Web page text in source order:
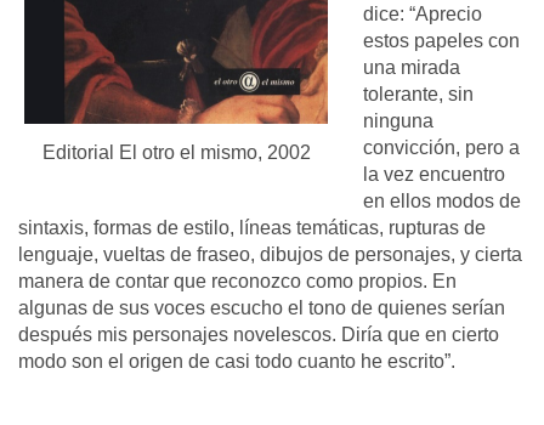
Editorial El otro el mismo, 2002
dice: “Aprecio
estos papeles con
una mirada
tolerante, sin
ninguna
convicción, pero a
la vez encuentro
en ellos modos de
sintaxis, formas de estilo, líneas temáticas, rupturas de
lenguaje, vueltas de fraseo, dibujos de personajes, y cierta
manera de contar que reconozco como propios. En
algunas de sus voces escucho el tono de quienes serían
después mis personajes novelescos. Diría que en cierto
modo son el origen de casi todo cuanto he escrito”.